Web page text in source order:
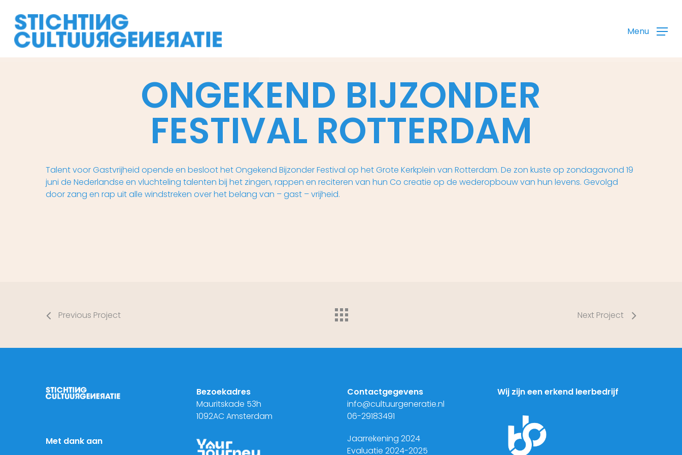
main
content
Menu
ONGEKEND BIJZONDER
FESTIVAL ROTTERDAM
Talent voor Gastvrijheid opende en besloot het Ongekend Bijzonder Festival op het Grote Kerkplein van Rotterdam. De zon kuste op zondagavond 19
juni de Nederlandse en vluchteling talenten bij het zingen, rappen en reciteren van hun Co creatie op de wederopbouw van hun levens. Gevolgd
door zang en rap uit alle windstreken over het belang van – gast – vrijheid.
Previous Project Next Project
Met dank aan
Bezoekadres
Mauritskade 53h
1092AC Amsterdam
Contactgegevens
info@cultuurgeneratie.nl
06-29183491
Jaarrekening 2024
Evaluatie 2024-2025
Wij zijn een erkend leerbedrijf